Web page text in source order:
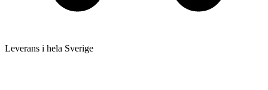
Leverans i hela Sverige